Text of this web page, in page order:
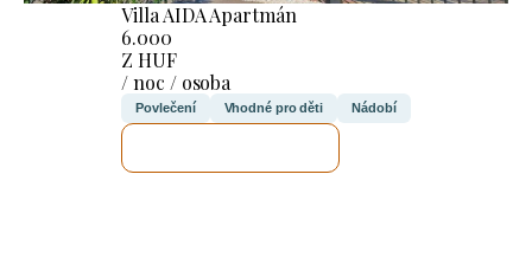
Villa AIDA Apartmán
6.000
Z HUF
/ noc / osoba
Povlečení Vhodné pro děti Nádobí